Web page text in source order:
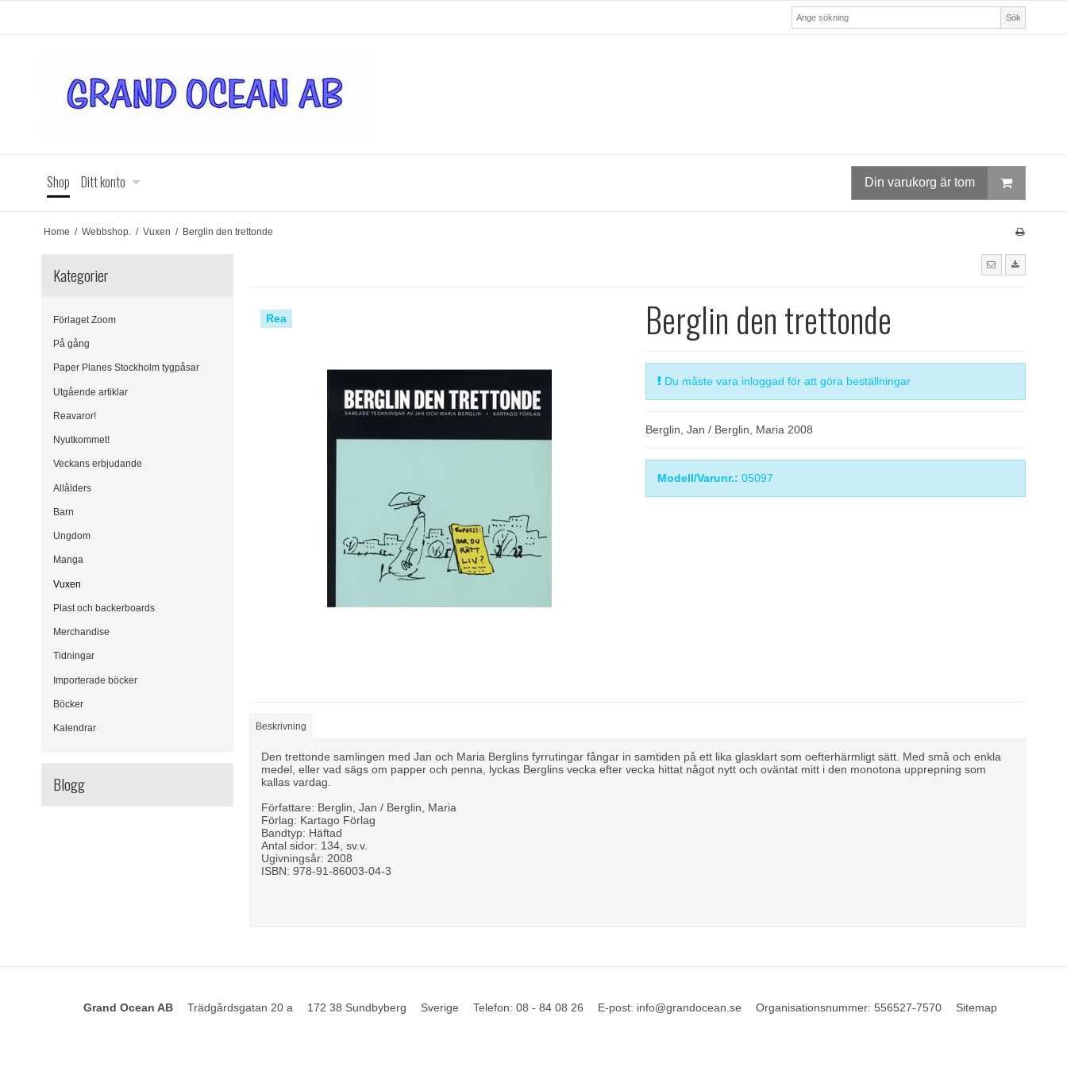
Sök
Shop Ditt konto Din varukorg är tom
Home / Webbshop. / Vuxen / Berglin den trettonde
Kategorier
Förlaget Zoom
På gång
Paper Planes Stockholm tygpåsar
Utgående artiklar
Reavaror!
Nyutkommet!
Veckans erbjudande
Allålders
Barn
Ungdom
Manga
Vuxen
Plast och backerboards
Merchandise
Tidningar
Importerade böcker
Böcker
Kalendrar
Blogg
Rea Berglin den trettonde
Du måste vara inloggad för att göra beställningar
Berglin, Jan / Berglin, Maria 2008
Modell/Varunr.: 05097
Beskrivning
Den trettonde samlingen med Jan och Maria Berglins fyrrutingar fångar in samtiden på ett lika glasklart som oefterhärmligt sätt. Med små och enkla
medel, eller vad sägs om papper och penna, lyckas Berglins vecka efter vecka hittat något nytt och oväntat mitt i den monotona upprepning som
kallas vardag.
Författare: Berglin, Jan / Berglin, Maria
Förlag: Kartago Förlag
Bandtyp: Häftad
Antal sidor: 134, sv.v.
Ugivningsår: 2008
ISBN: 978-91-86003-04-3
Grand Ocean AB Trädgårdsgatan 20 a 172 38 Sundbyberg Sverige Telefon: 08 - 84 08 26 E-post: info@grandocean.se Organisationsnummer: 556527-7570 Sitemap